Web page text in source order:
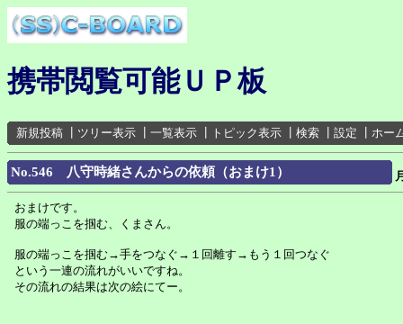
携帯閲覧可能ＵＰ板
新規投稿 ツリー表示 一覧表示 トピック表示 検索 設定 ホー
No.546 八守時緒さんからの依頼（おまけ1）
おまけです。
服の端っこを掴む、くまさん。
服の端っこを掴む→手をつなぐ→１回離す→もう１回つなぐ
という一連の流れがいいですね。
その流れの結果は次の絵にてー。